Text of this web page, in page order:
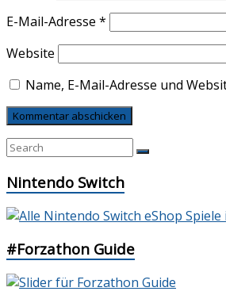
E-Mail-Adresse *
Website
Name, E-Mail-Adresse und
Nintendo Switch
#Forzathon Guide